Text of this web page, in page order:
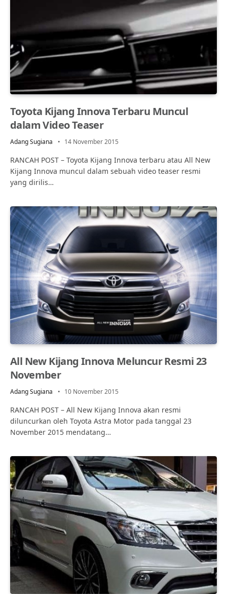
Toyota Kijang Innova Terbaru Muncul
dalam Video Teaser
Adang Sugiana 14 November 2015
RANCAH POST – Toyota Kijang Innova terbaru atau All New
Kijang Innova muncul dalam sebuah video teaser resmi
yang dirilis…
All New Kijang Innova Meluncur Resmi 23
November
Adang Sugiana 10 November 2015
RANCAH POST – All New Kijang Innova akan resmi
diluncurkan oleh Toyota Astra Motor pada tanggal 23
November 2015 mendatang…